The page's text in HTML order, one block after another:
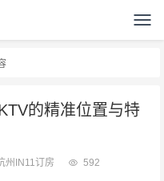
的精准位置与特
州IN11订房 592